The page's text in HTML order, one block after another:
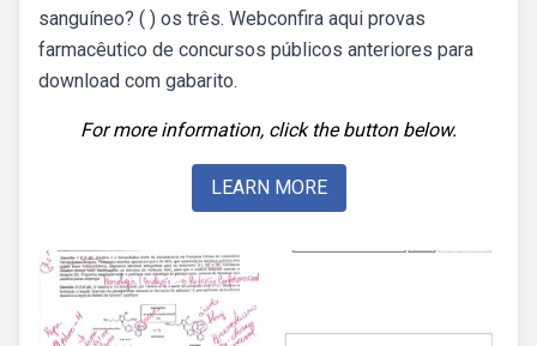
sanguíneo? ( ) os três. Webconfira aqui provas
farmacêutico de concursos públicos anteriores para
download com gabarito.
For more information, click the button below.
LEARN MORE